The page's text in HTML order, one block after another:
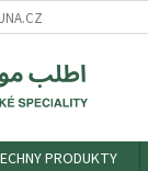
PRODUKTY